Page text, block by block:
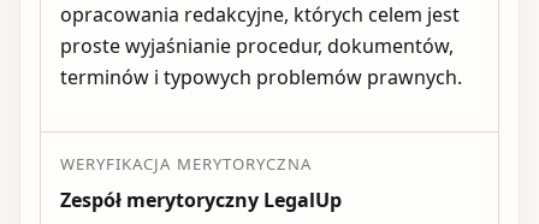
opracowania redakcyjne, których celem jest
proste wyjaśnianie procedur, dokumentów,
terminów i typowych problemów prawnych.
WERYFIKACJA MERYTORYCZNA
Zespół merytoryczny LegalUp